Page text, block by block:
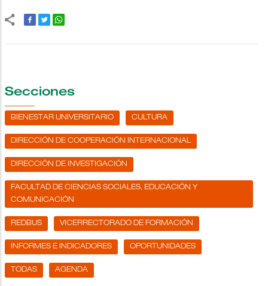
Secciones
BIENESTAR UNIVERSITARIO CULTURA
DIRECCIÓN DE COOPERACIÓN INTERNACIONAL
DIRECCIÓN DE INVESTIGACIÓN
FACULTAD DE CIENCIAS SOCIALES, EDUCACIÓN Y
COMUNICACIÓN
REDBUS VICERRECTORADO DE FORMACIÓN
INFORMES E INDICADORES OPORTUNIDADES
TODAS AGENDA